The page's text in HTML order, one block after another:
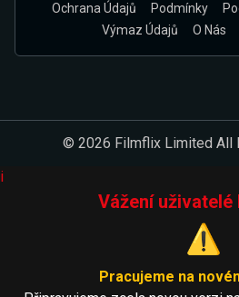
Ochrana Údajů Podmínky
Výmaz Údajů
O Nás
© 2026 Filmflix Limited All
i
Vážení uživatelé
⚠️
Pracujeme na